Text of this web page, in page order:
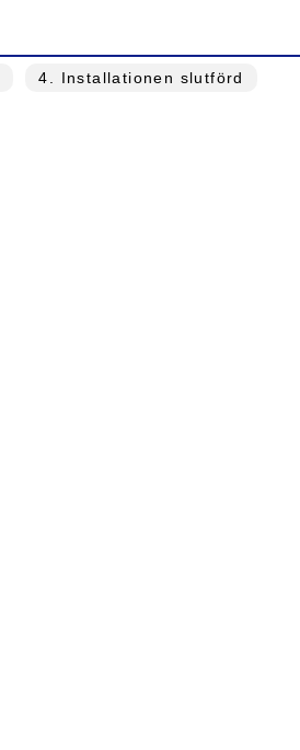
4 . Installationen slutförd